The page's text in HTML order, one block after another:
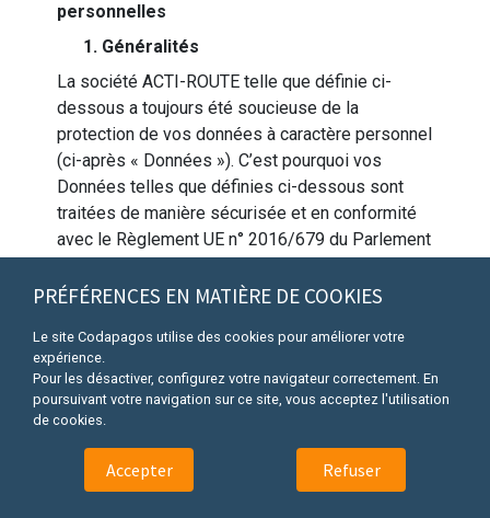
personnelles
1. Généralités
La société ACTI-ROUTE telle que définie ci-
dessous a toujours été soucieuse de la
protection de vos données à caractère personnel
(ci-après « Données »). C’est pourquoi vos
Données telles que définies ci-dessous sont
traitées de manière sécurisée et en conformité
avec le Règlement UE n° 2016/679 du Parlement
la Protection des Personnes Physiques à l’égard
personnel et à la libre circulation de ces
Données (RGPD) et avec l’ensemble de la
réglementation française applicable en la
matière notamment la loi n° 78-17 du 6 janvier
1978 relative à l’informatique, aux fichiers et aux
libertés modifiée (LIL). Le présent document est
PRÉFÉRENCES EN MATIÈRE DE COOKIES
Le site Codapagos utilise des cookies pour améliorer votre
expérience.
Pour les désactiver, configurez votre navigateur correctement. En
poursuivant votre navigation sur ce site, vous acceptez l'utilisation
de cookies.
Accepter Refuser